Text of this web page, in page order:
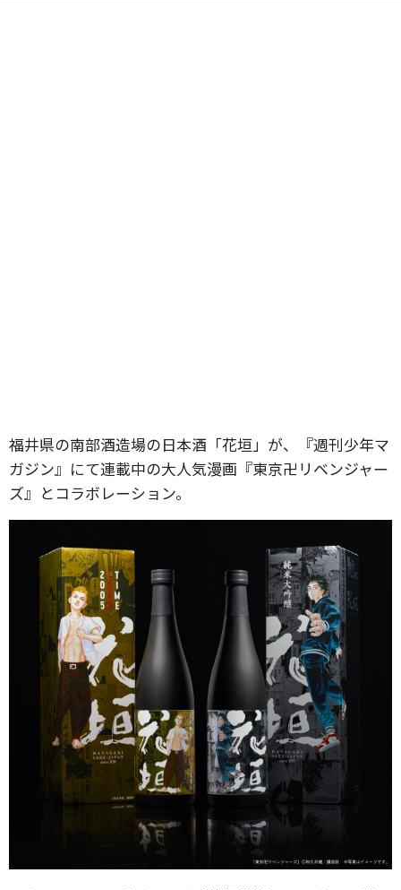
福井県の南部酒造場の日本酒「花垣」が、『週刊少年マ
ガジン』にて連載中の大人気漫画『東京卍リベンジャー
ズ』とコラボレーション。